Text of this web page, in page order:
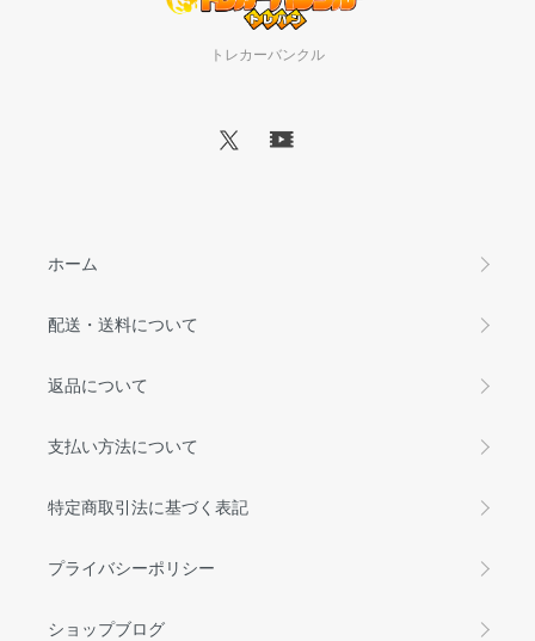
トレカーバンクル
ホーム
配送・送料について
返品について
支払い方法について
特定商取引法に基づく表記
プライバシーポリシー
ショップブログ